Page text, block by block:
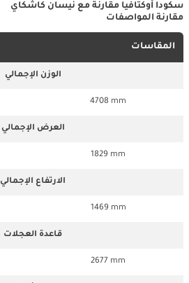
سكودا أوكتافيا مقارنة مع نيسان كاشكاي
مقارنة المواصفات
المقاسات
الوزن الإجمالي
4708 mm
العرض الإجمالي
1829 mm
الارتفاع الإجمالي
1469 mm
قاعدة العجلات
2677 mm